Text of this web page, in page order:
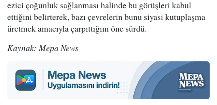
ezici çoğunluk sağlanması halinde bu görüşleri kabul
ettiğini belirterek, bazı çevrelerin bunu siyasi kutuplaşma
üretmek amacıyla çarpıttığını öne sürdü.
Kaynak: Mepa News